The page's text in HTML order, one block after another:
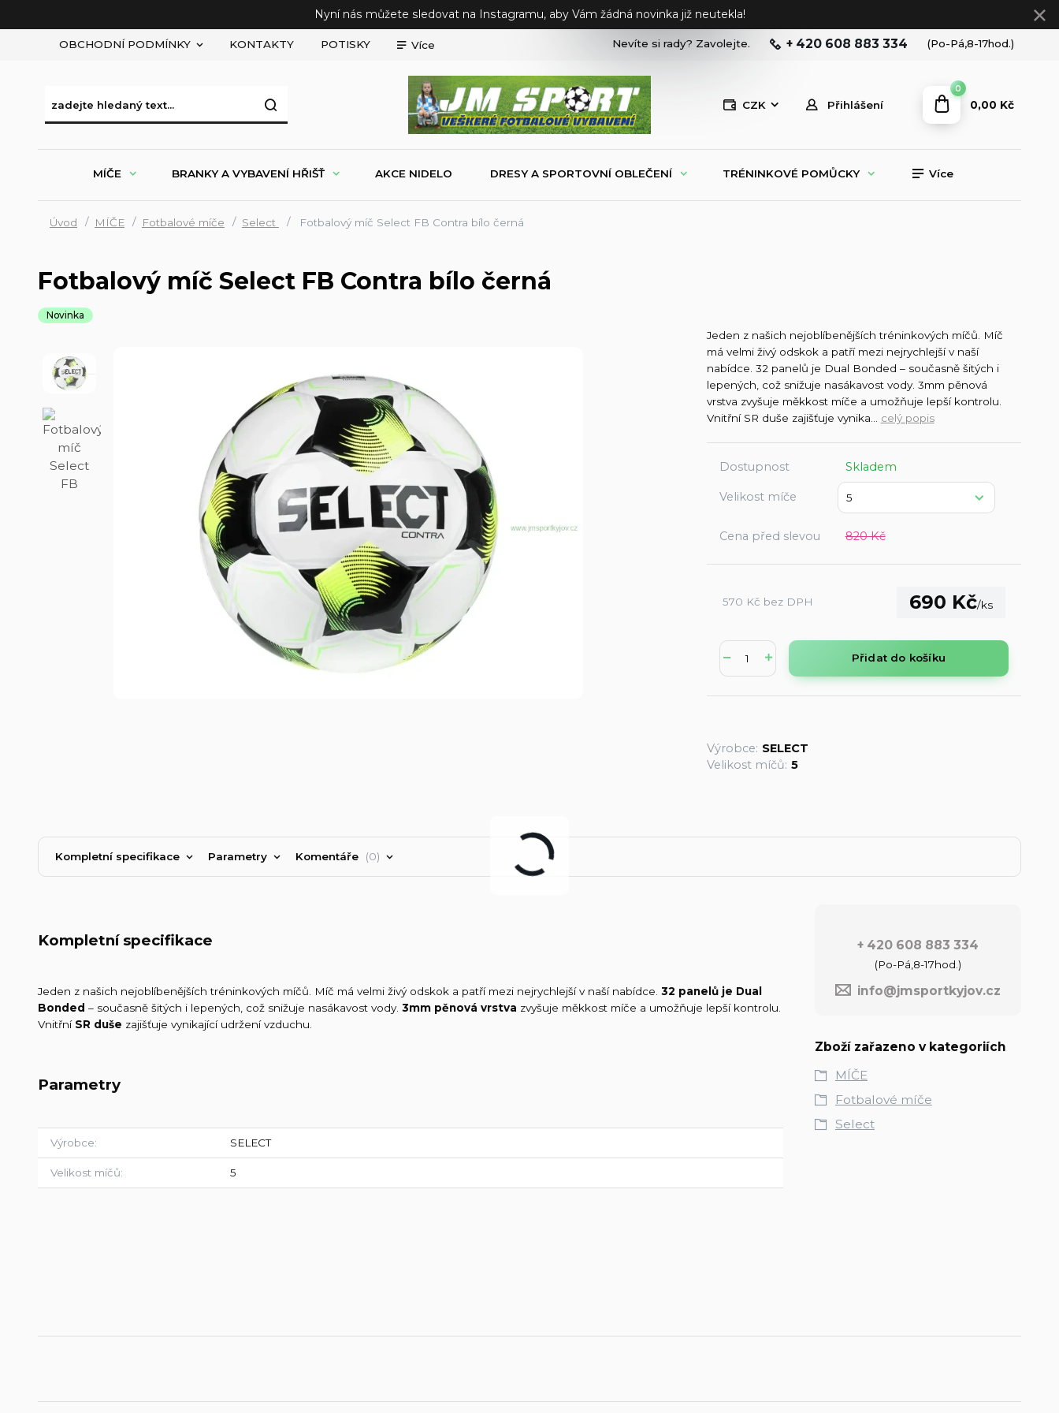
Nyní nás můžete sledovat na Instagramu, aby Vám žádná novinka již neutekla!
OBCHODNÍ PODMÍNKY KONTAKTY POTISKY Více
CZK Přihlášení
Nevíte si rady? Zavolejte. + 420 608 883 334 (Po-Pá,8-17hod.)
0
0,00 Kč
MÍČE BRANKY A VYBAVENÍ HŘIŠŤ AKCE NIDELO DRESY A SPORTOVNÍ OBLEČENÍ TRÉNINKOVÉ POMŮCKY Více
Úvod MÍČE Fotbalové míče Select Fotbalový míč Select FB Contra bílo černá
Fotbalový míč Select FB Contra bílo černá
Novinka
Jeden z našich nejoblíbenějších tréninkových míčů. Míč
má velmi živý odskok a patří mezi nejrychlejší v naší
nabídce. 32 panelů je Dual Bonded – současně šitých i
lepených, což snižuje nasákavost vody. 3mm pěnová
vrstva zvyšuje měkkost míče a umožňuje lepší kontrolu.
Vnitřní SR duše zajišťuje vynika... celý popis
Dostupnost Skladem
Velikost míče
Cena před slevou 820 Kč
690 Kč/ks
570 Kč bez DPH
Přidat do košíku
Výrobce: SELECT
Velikost míčů: 5
Kompletní specifikace Parametry Komentáře 0
Kompletní specifikace
Jeden z našich nejoblíbenějších tréninkových míčů. Míč má velmi živý odskok a patří mezi nejrychlejší v naší nabídce. 32 panelů je Dual
Bonded – současně šitých i lepených, což snižuje nasákavost vody. 3mm pěnová vrstva zvyšuje měkkost míče a umožňuje lepší kontrolu.
Vnitřní SR duše zajišťuje vynikající udržení vzduchu.
Parametry
Výrobce SELECT
Velikost míčů 5
+ 420 608 883 334
(Po-Pá,8-17hod.)
info@jmsportkyjov.cz
Zboží zařazeno v kategoriích
MÍČE
Fotbalové míče
Select